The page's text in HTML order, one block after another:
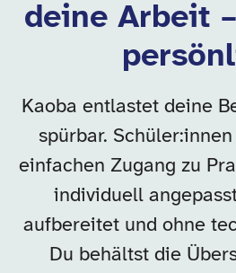
deine Arbeit
Kaoba entlastet deine
spürbar.
einfachen Zugang zu
individuell
aufbereitet und ohne
Du behältst die